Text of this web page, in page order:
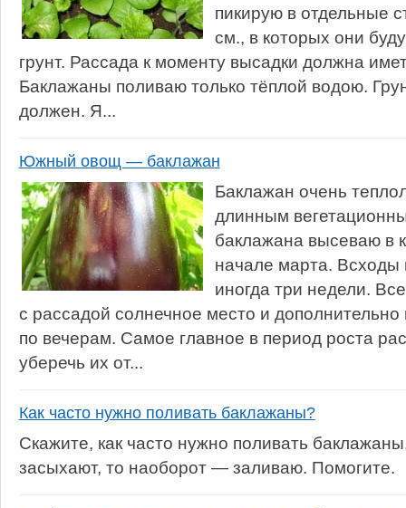
пикирую в отдельные
см., в которых они
грунт. Рассада к моменту высадки должна
Баклажаны поливаю только тёплой водою.
должен. Я...
Южный овощ — баклажан
Баклажан очень
длинным
баклажана высеваю в
начале марта. Всходы
иногда три недели.
с рассадой солнечное место и
по вечерам. Самое главное в период роста
уберечь их от...
Как часто нужно поливать баклажаны?
Скажите, как часто нужно поливать
засыхают, то наоборот — заливаю. Помогите.